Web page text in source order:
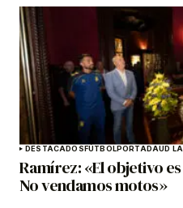
DESTACADOSFÚTBOLPORTADAUD
Ramírez: «El objetivo
No vendamos motos»